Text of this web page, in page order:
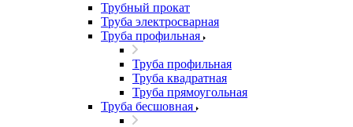
Трубный прокат
Труба электросварная
Труба профильная
Труба профильная
Труба квадратная
Труба прямоугольная
Труба бесшовная